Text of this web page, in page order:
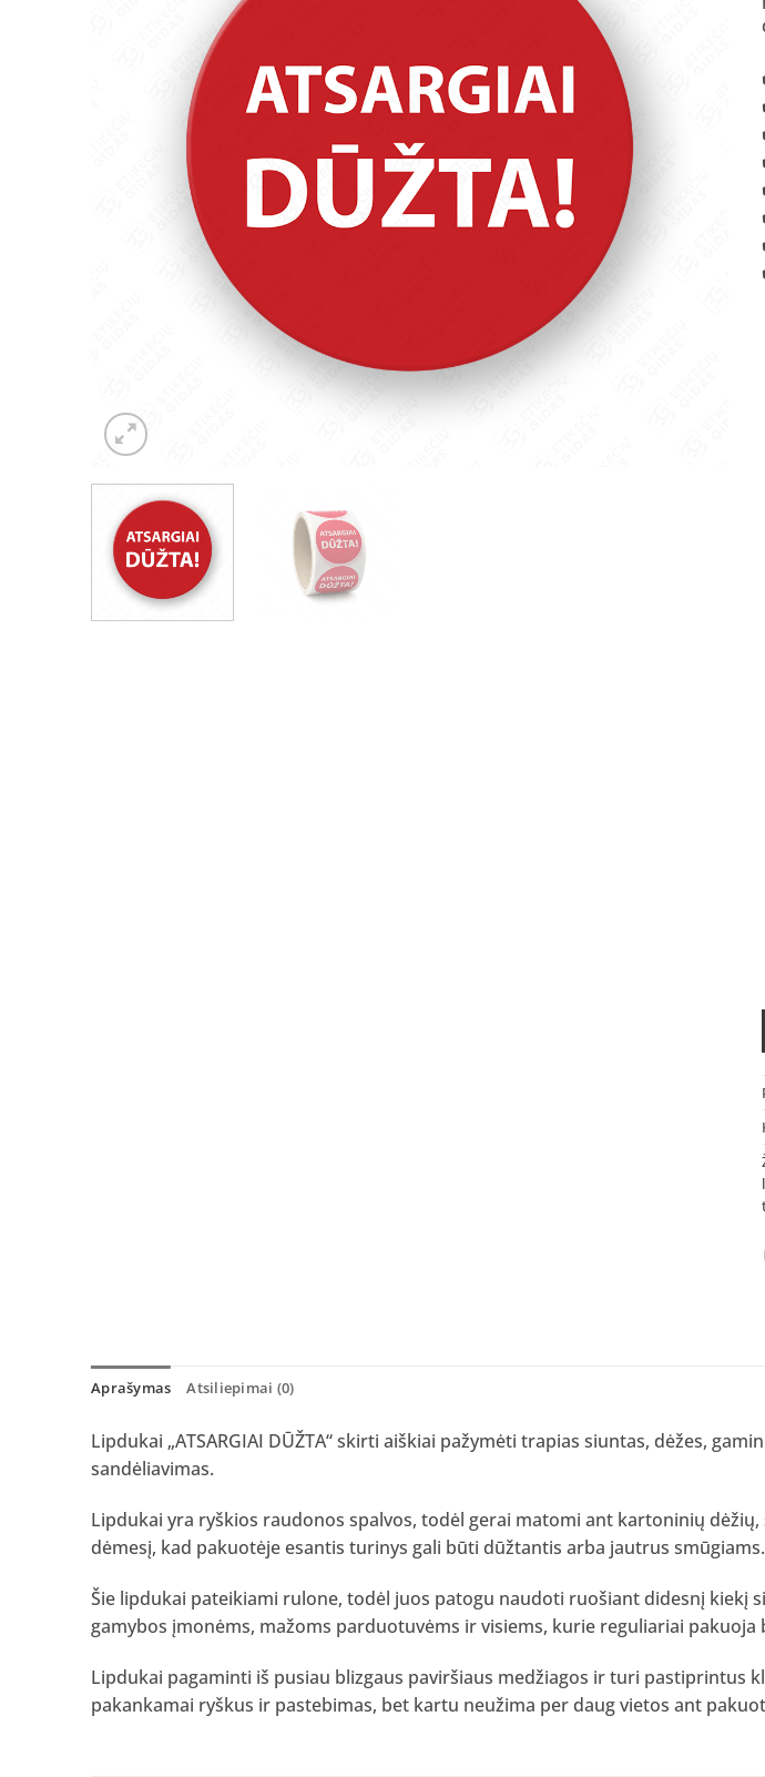
Aprašymas Atsiliepimai (0)
Lipdukai „ATSARGIAI DŪŽTA“ skirti aiškiai pažymėti trapias siuntas, dėžes,
sandėliavimas.
Lipdukai yra ryškios raudonos spalvos, todėl gerai matomi ant kartoninių
dėmesį, kad pakuotėje esantis turinys gali būti dūžtantis arba jautrus smūgiams.
Šie lipdukai pateikiami rulone, todėl juos patogu naudoti ruošiant didesnį kiekį
gamybos įmonėms, mažoms parduotuvėms ir visiems, kurie reguliariai pakuoja
Lipdukai pagaminti iš pusiau blizgaus paviršiaus medžiagos ir turi pastiprintus
pakankamai ryškus ir pastebimas, bet kartu neužima per daug vietos ant